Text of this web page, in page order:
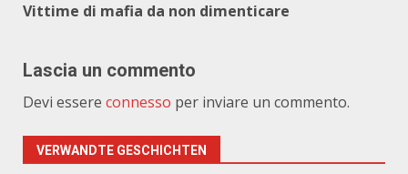
Vittime di mafia da non dimenticare
Lascia un commento
Devi essere connesso per inviare un commento.
VERWANDTE GESCHICHTEN